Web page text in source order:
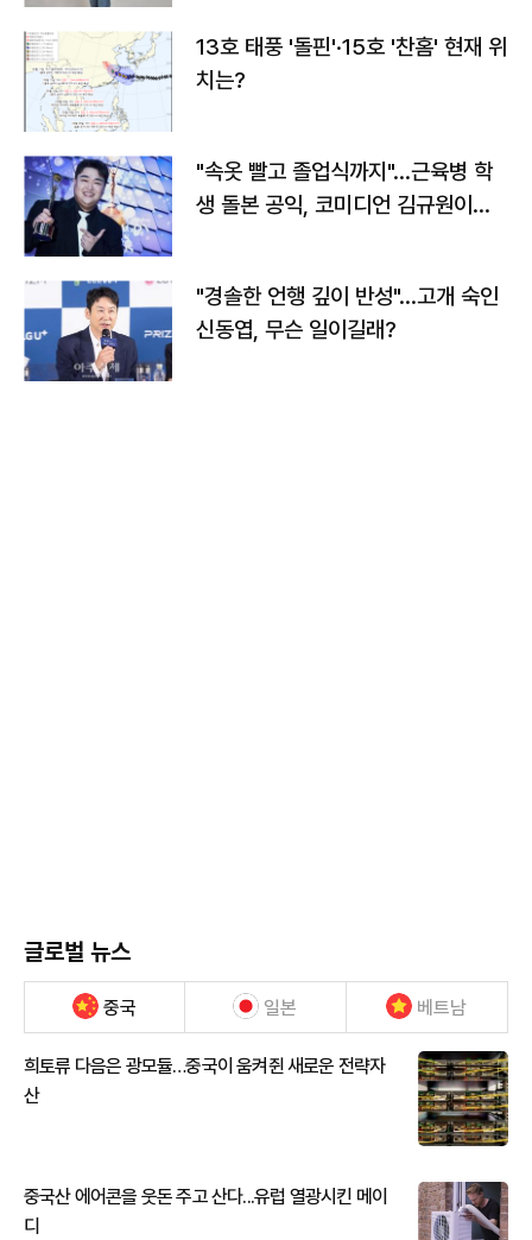
13호 태풍 '돌핀'·15호 '찬홈' 현재 위
치는?
"속옷 빨고 졸업식까지"…근육병 학
생 돌본 공익, 코미디언 김규원이었
"경솔한 언행 깊이 반성"…고개 숙인
신동엽, 무슨 일이길래?
글로벌 뉴스
중국 일본 베트남
희토류 다음은 광모듈…중국이 움켜쥔 새로운 전략자
산
중국산 에어콘을 웃돈 주고 산다...유럽 열광시킨 메이
디